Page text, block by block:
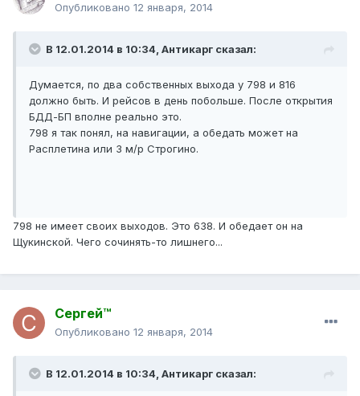
Опубликовано 12 января, 2014
В 12.01.2014 в 10:34, Антикарг сказал:
Думается, по два собственных выхода у 798 и 816
должно быть. И рейсов в день побольше. После открытия
БДД-БП вполне реально это.
798 я так понял, на навигации, а обедать может на
Расплетина или 3 м/р Строгино.
798 не имеет своих выходов. Это 638. И обедает он на
Щукинской. Чего сочинять-то лишнего...
Сергей™
Опубликовано 12 января, 2014
В 12.01.2014 в 10:34, Антикарг сказал: